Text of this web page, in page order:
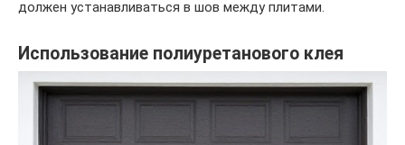
должен устанавливаться в шов между плитами.
Использование полиуретанового клея